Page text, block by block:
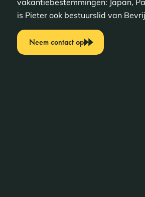
is Pieter ook bestuurslid van
Neem contact op